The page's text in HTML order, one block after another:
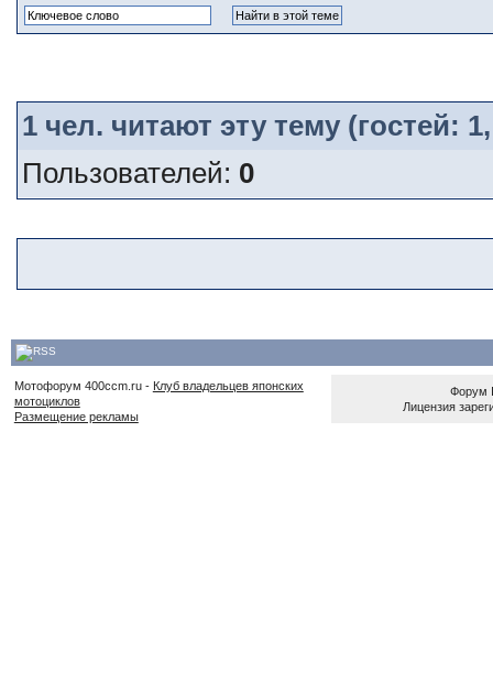
1чел. читают эту тему (гостей:
Пользователей: 0
Мотофорум 400ccm.ru - Клуб владельцев японских
мотоциклов
Размещение рекламы
Форум
Лицензия